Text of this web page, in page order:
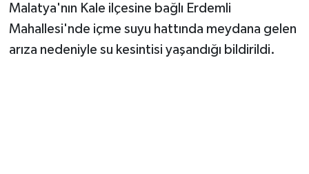
Malatya'nın Kale ilçesine bağlı Erdemli
Mahallesi'nde içme suyu hattında meydana gelen
arıza nedeniyle su kesintisi yaşandığı bildirildi.